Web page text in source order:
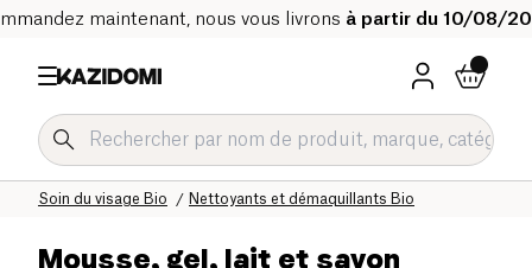
maintenant, nous vous livrons à partir du 10/08/
Nettoyants et démaquillants Bio
Soin du visage Bio
Hygiène & Beauté Bio
Notre catalogue bio
Accueil
Mousse, gel, lait et savon